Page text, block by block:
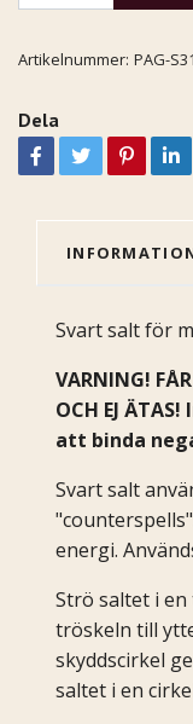
Artikelnummer: PAG-
Dela
Svart salt för
VARNING!
OCH EJ
att binda
Svart salt
energi.
Strö saltet i
tröskeln till
skyddscirkel
saltet i en